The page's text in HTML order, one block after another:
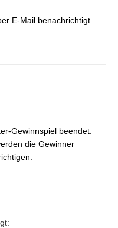
E-Mail benachrichtigt.
Gewinnspiel beendet.
die Gewinner